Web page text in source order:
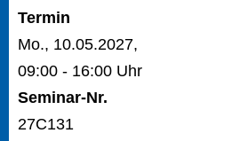
Termin
Mo., 10.05.2027,
09:00 - 16:00 Uhr
Seminar-Nr.
27C131